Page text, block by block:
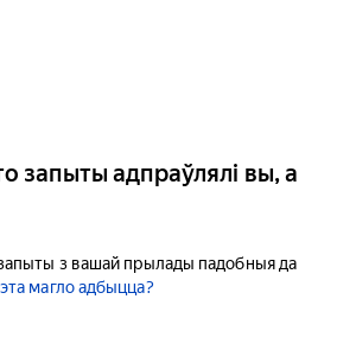
запыты адпраўлялі вы, а
з вашай прылады падобныя да
магло адбыцца?